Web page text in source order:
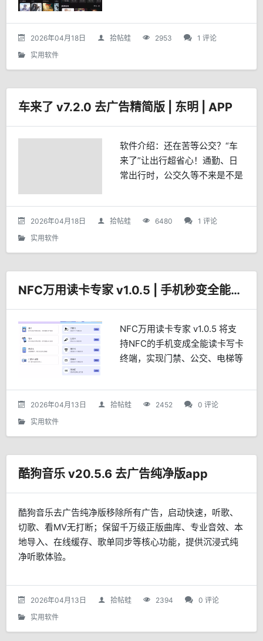
能，一站式观影体验。
2026年04月18日 拾帖蛙 2953
1 评论
实用软件
车来了 v7.2.0 去广告精简版 | 东明 | APP
软件介绍：还在苦等公交？“车
来了”让出行超省心！通勤、日
常出行时，公交久等不来是不是
公交查询神器，帮你告别焦虑。
精准定位，实时追踪公交位置，
2026年04月18日 拾帖蛙 6480
1 评论
实用软件
NFC万用读卡专家 v1.0.5 | 手机秒变全能NFC管理终端
NFC万用读卡专家 v1.0.5 将支
持NFC的手机变成全能读卡写卡
终端，实现门禁、公交、电梯等
操作简便、安全免费。
2026年04月13日 拾帖蛙 2452
0 评论
实用软件
酷狗音乐 v20.5.6 去广告纯净版app
酷狗音乐去广告纯净版移除所有广告，启动快速，听歌、
切歌、看MV无打断；保留千万级正版曲库、专业音效、本
地导入、在线缓存、歌单同步等核心功能，提供沉浸式纯
净听歌体验。
2026年04月13日 拾帖蛙 2394
0 评论
实用软件